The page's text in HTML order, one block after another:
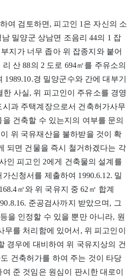
여 검토하면, 피고인 1은 자신의 소
밀양군 상남면 조음리 44의 1 잡
지가 너무 좁아 위 잡종지와 붙어
산 88의 2 도로 694㎡를 주유소의
경 밀양군수와 간에 대부기
한 사실, 위 피고인이 주유소를 경영
과 주택계장으로서 건축허가사무
건축할 수 있는지의 여부를 문의
위 국유재산을 불하받을 것이 확
되면 건물을 즉시 철거하겠다는 각
인 피고인 2에게 건축물의 설계를
신청서를 제출하여 1990.6.12. 밀
㎡와 위 국유지 중 62㎡ 합계
준공검사까지 받았으며, 그
을 인정할 수 있을 뿐만 아니라, 원
를 처리함에 있어서, 위 피고인이
경우에 대비하여 위 국유지상의 건
건축허가를 하여 주는 것이 타당
준 것임은 원심이 판시한 대로이